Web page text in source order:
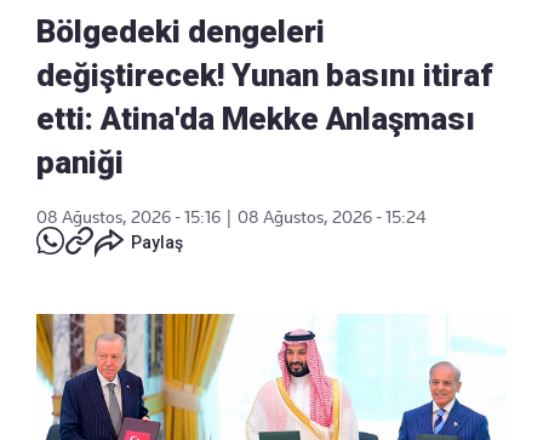
Bölgedeki dengeleri
değiştirecek! Yunan basını itiraf
etti: Atina'da Mekke Anlaşması
paniği
08 Ağustos, 2026 - 15:16
08 Ağustos, 2026 - 15:24
Paylaş